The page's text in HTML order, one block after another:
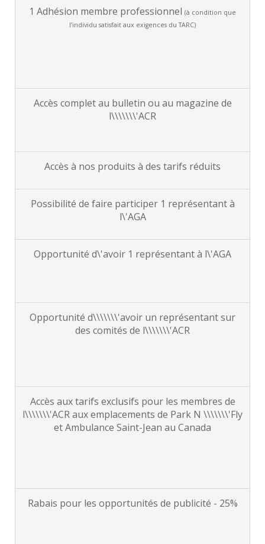
1 Adhésion membre professionnel (à condition que
l’individu satisfait aux exigences du TARC)
Accès complet au bulletin ou au magazine de
l\\\\\\\'ACR
Accès à nos produits à des tarifs réduits
Possibilité de faire participer 1 représentant à
l\'AGA
Opportunité d\'avoir 1 représentant à l\'AGA
Opportunité d\\\\\\\'avoir un représentant sur
des comités de l\\\\\\\'ACR
Accès aux tarifs exclusifs pour les membres de
l\\\\\\\'ACR aux emplacements de Park N \\\\\\\'Fly
et Ambulance Saint-Jean au Canada
Rabais pour les opportunités de publicité - 25%